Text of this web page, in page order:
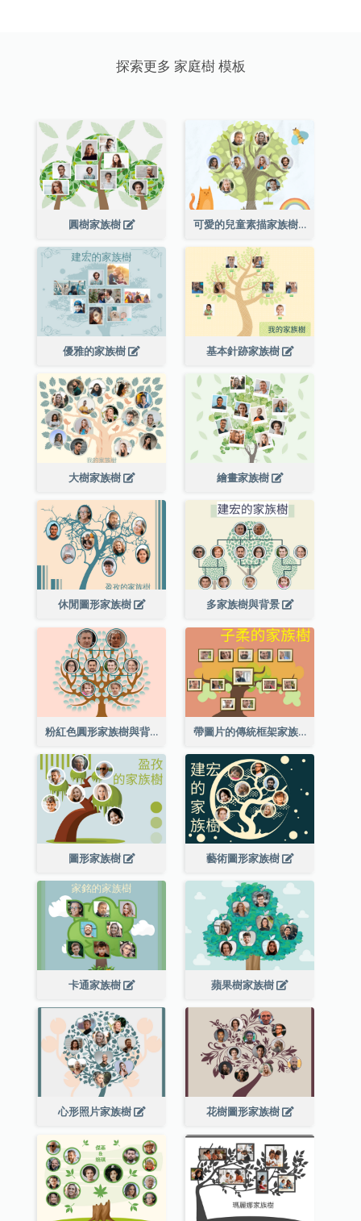
探索更多 家庭樹 模板
圓樹家族樹 可愛的兒童素描家族樹
優雅的家族樹 基本針跡家族樹
大樹家族樹 繪畫家族樹
休閒圖形家族樹 多家族樹與背景
粉紅色圓形家族樹與背景 帶圖片的傳統框架家族樹
圖形家族樹 藝術圖形家族樹
卡通家族樹 蘋果樹家族樹
心形照片家族樹 花樹圖形家族樹